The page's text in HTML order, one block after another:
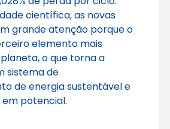
científica, as novas
grande atenção porque o
elemento mais
o que torna a
sistema de
de energia sustentável e
potencial.